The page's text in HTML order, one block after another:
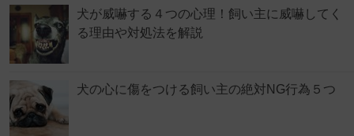
犬が威嚇する４つの心理！飼い主に威嚇してく
る理由や対処法を解説
犬の心に傷をつける飼い主の絶対NG行為５つ